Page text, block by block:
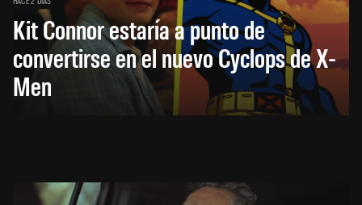
Kit Connor estaría a punto de
convertirse en el nuevo Cyclops de X-
Men